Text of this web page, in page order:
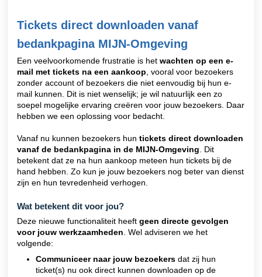
Tickets direct downloaden vanaf
bedankpagina MIJN-Omgeving
Een veelvoorkomende frustratie is het wachten op een e-
mail met tickets na een aankoop , vooral voor bezoekers
zonder account of bezoekers die niet eenvoudig bij hun e-
mail kunnen. Dit is niet wenselijk; je wil natuurlijk een zo
soepel mogelijke ervaring creëren voor jouw bezoekers. Daar
hebben we een oplossing voor bedacht.
Vanaf nu kunnen bezoekers hun tickets direct downloaden
vanaf de bedankpagina in de MIJN-Omgeving . Dit
betekent dat ze na hun aankoop meteen hun tickets bij de
hand hebben. Zo kun je jouw bezoekers nog beter van dienst
zijn en hun tevredenheid verhogen.
Wat betekent dit voor jou?
Deze nieuwe functionaliteit heeft geen directe gevolgen
voor jouw werkzaamheden . Wel adviseren we het
volgende:
Communiceer naar jouw bezoekers dat zij hun
ticket(s) nu ook direct kunnen downloaden op de